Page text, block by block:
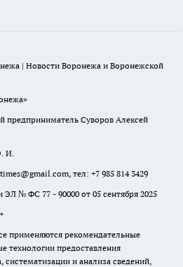
| Новости Воронежа и Воронежской
предприниматель Суворов Алексей
И.
тел: +7 985 814 3429
ЭЛ № ФС 77 - 90000 от 05 сентября 2025
применяются рекомендательные
технологии предоставления
и анализа сведений,